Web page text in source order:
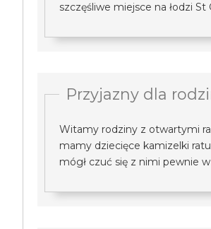
szczęśliwe miejsce na łodzi St
Przyjazny dla
Witamy rodziny z otwartymi
mamy dziecięce kamizelki
mógł czuć się z nimi pewnie